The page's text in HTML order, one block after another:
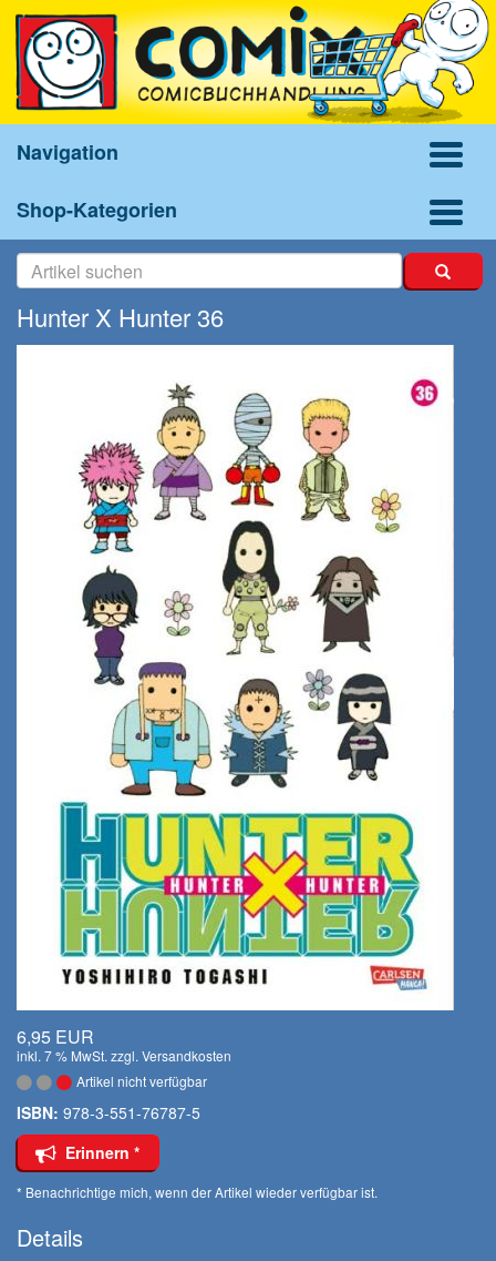
Navigation
Shop-Kategorien
Hunter X Hunter 36
6,95 EUR
inkl. 7 % MwSt. zzgl. Versandkosten
Artikel nicht verfügbar
ISBN: 978-3-551-76787-5
Erinnern *
* Benachrichtige mich, wenn der Artikel wieder verfügbar ist.
Details